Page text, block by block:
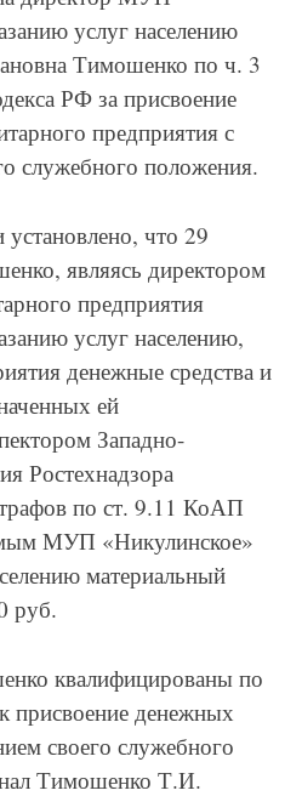
услуг населению
Тимошенко по ч. 3
РФ за присвоение
предприятия с
служебного положения.
что 29
являясь директором
предприятия
услуг населению,
денежные средства и
ей
Западно-
Ростехнадзора
по ст. 9.11 КоАП
МУП «Никулинское»
материальный
руб.
квалифицированы по
денежных
своего служебного
Тимошенко Т.И.